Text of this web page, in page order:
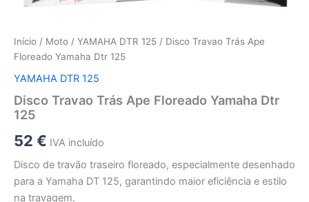
Início / Moto / YAMAHA DTR 125 / Disco Travao Trás Ape
Floreado Yamaha Dtr 125
YAMAHA DTR 125
Disco Travao Trás Ape Floreado Yamaha Dtr
125
52 € IVA incluído
Disco de travão traseiro floreado, especialmente desenhado
para a Yamaha DT 125, garantindo maior eficiência e estilo
na travagem.